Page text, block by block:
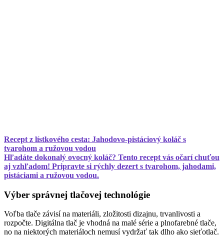
Recept z lístkového cesta: Jahodovo-pistáciový koláč s
tvarohom a ružovou vodou
Hľadáte dokonalý ovocný koláč? Tento recept vás očarí chuťou
aj vzhľadom! Pripravte si rýchly dezert s tvarohom, jahodami,
pistáciami a ružovou vodou.
Výber správnej tlačovej technológie
Voľba tlače závisí na materiáli, zložitosti dizajnu, trvanlivosti a
rozpočte. Digitálna tlač je vhodná na malé série a plnofarebné tlače,
no na niektorých materiáloch nemusí vydržať tak dlho ako sieťotlač.